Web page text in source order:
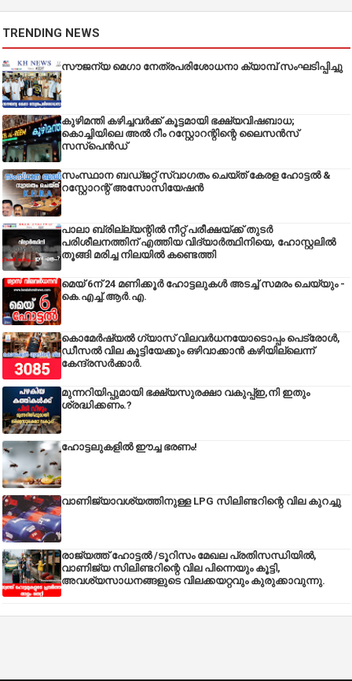
TRENDING NEWS
സൗജന്യ മെഗാ നേത്രപരിശോധനാ ക്യാമ്പ് സംഘടിപ്പിച്ചു
കുഴിമന്തി കഴിച്ചവർക്ക് കൂട്ടമായി ഭക്ഷ്യവിഷബാധ;
കൊച്ചിയിലെ അൽ റീം റസ്റ്റോറന്റിന്റെ ലൈസൻസ്
സസ്പെൻഡ്
സംസ്ഥാന ബഡ്‌ജറ്റ് സ്വാഗതം ചെയ്ത് കേരള ഹോട്ടൽ &
റസ്റ്റോറന്റ് അസോസിയേഷൻ
പാലാ ബ്രില്ല്യന്റിൽ നീറ്റ് പരീക്ഷയ്ക്ക് തുടർ
പരിശീലനത്തിന് എത്തിയ വിദ്യാർത്ഥിനിയെ, ഹോസ്റ്റലിൽ
തൂങ്ങി മരിച്ച നിലയിൽ കണ്ടെത്തി
മെയ് 6ന് 24 മണിക്കൂർ ഹോട്ടലുകൾ അടച്ച് സമരം ചെയ്യും -
കെ.എച്ച്.ആർ.എ.
കൊമേർഷ്യൽ ഗ്യാസ് വിലവർധനയോടൊപ്പം പെട്രോൾ,
ഡീസല്‍ വില കൂട്ടിയേക്കും ഒഴിവാക്കാന്‍ കഴിയില്ലെന്ന്
കേന്ദ്രസര്‍ക്കാര്‍.
മുന്നറിയിപ്പുമായി ഭക്ഷ്യസുരക്ഷാ വകുപ്പ്ഇ,നി ഇതും
ശ്രദ്ധിക്കണം.?
ഹോട്ടലുകളിൽ ഈച്ച ഭരണം!
വാണിജ്യാവശ്യത്തിനുള്ള LPG സിലിണ്ടറിന്റെ വില കുറച്ചു
രാജ്യത്ത് ഹോട്ടൽ /ടൂറിസം മേഖല പ്രതിസന്ധിയിൽ,
വാണിജ്യ സിലിണ്ടറിന്റെ വില പിന്നെയും കൂട്ടി,
അവശ്യസാധനങ്ങളുടെ വിലക്കയറ്റവും കുരുക്കാവുന്നു.